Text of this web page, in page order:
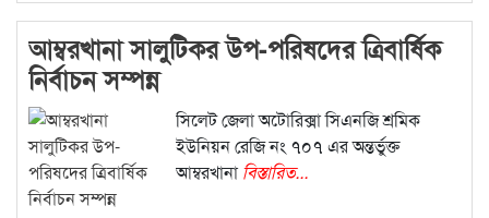
আম্বরখানা সালুটিকর উপ-পরিষদের ত্রিবার্ষিক
নির্বাচন সম্পন্ন
সিলেট জেলা অটোরিক্সা সিএনজি শ্রমিক
ইউনিয়ন রেজি নং ৭০৭ এর অন্তর্ভুক্ত
আম্বরখানাবিস্তারিত...